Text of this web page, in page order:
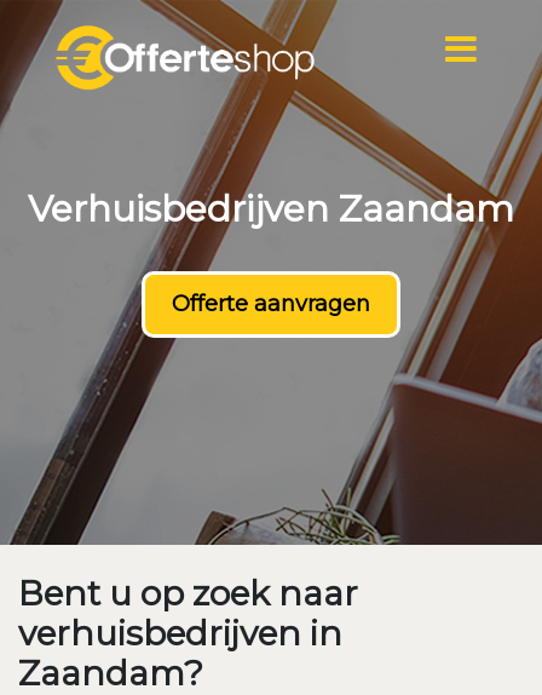
inhoud
springen
Verhuisbedrijven Zaandam
Offerte aanvragen
Bent u op zoek naar
verhuisbedrijven in
Zaandam?